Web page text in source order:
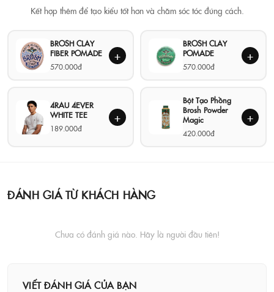
Kết hợp thêm để tạo kiểu tốt hơn và chăm sóc tóc đúng cách.
BROSH CLAY
FIBER POMADE
570.000đ
+
BROSH CLAY
POMADE
570.000đ
+
4RAU 4EVER
WHITE TEE
189.000đ
+
Bột Tạo Phồng
Brosh Powder
Magic
420.000đ
+
ĐÁNH GIÁ TỪ KHÁCH HÀNG
Chưa có đánh giá nào. Hãy là người đầu tiên!
VIẾT ĐÁNH GIÁ CỦA BẠN